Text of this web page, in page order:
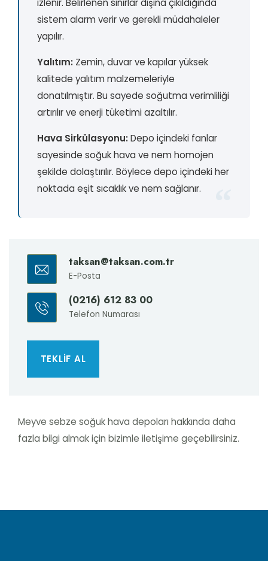
izlenir. Belirlenen sınırlar dışına çıkıldığında
sistem alarm verir ve gerekli müdahaleler
yapılır.
Yalıtım: Zemin, duvar ve kapılar yüksek
kalitede yalıtım malzemeleriyle
donatılmıştır. Bu sayede soğutma verimliliği
artırılır ve enerji tüketimi azaltılır.
Hava Sirkülasyonu:Depo içindeki fanlar
sayesinde soğuk hava ve nem homojen
şekilde dolaştırılır. Böylece depo içindeki her
noktada eşit sıcaklık ve nem sağlanır.
taksan@taksan.com.tr
E-Posta
(0216) 612 83 00
Telefon Numarası
TEKLİF AL
Meyve sebze soğuk hava depoları hakkında daha
fazla bilgi almak için bizimle iletişime geçebilirsiniz.